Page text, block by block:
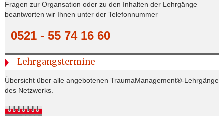
Fragen zur Organsation oder zu den Inhalten der Lehrgänge
beantworten wir Ihnen unter der Telefonnummer
0521 - 55 74 16 60
Lehrgangstermine
Übersicht über alle angebotenen TraumaManagement®-Lehrgänge
des Netzwerks.